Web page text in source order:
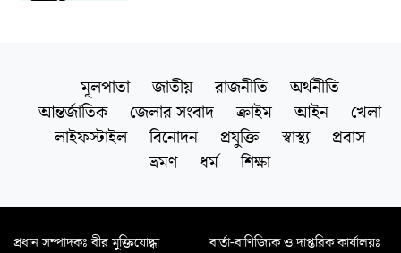
মূলপাতা জাতীয় রাজনীতি
অর্থনীতি
আন্তর্জাতিক
জেলার সংবাদ ক্রাইম আইন
খেলা
লাইফস্টাইল
বিনোদন প্রযুক্তি স্বাস্থ্য
প্রবাস
ভ্রমণ
ধর্ম শিক্ষা
প্রধান সম্পাদকঃ বীর মুক্তিযোদ্ধা
বার্তা-বাণিজ্যিক ও দাপ্তরিক কার্যালয়ঃ